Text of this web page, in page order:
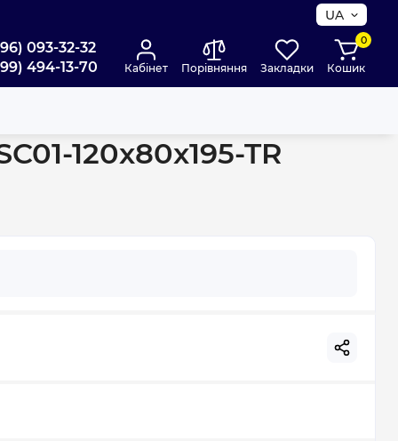
UA
093-32-32
494-13-70
Кабінет Порівняння Закладки
0
Кошик
прозоре скло 6мм (MI6871)
120x80x195-TR